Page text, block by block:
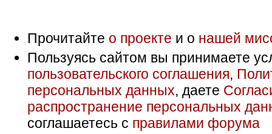
Прочитайте о проекте и о нашей
Пользуясь сайтом вы принимаете
пользовательского соглашения,
персональных данных, даете
распространение персональных
соглашаетесь с правилами форума